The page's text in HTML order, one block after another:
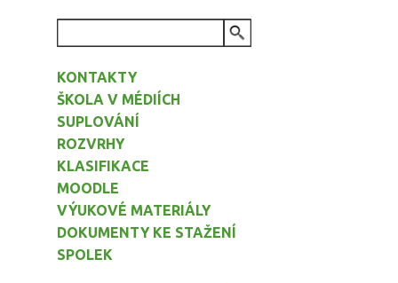
KONTAKTY
ŠKOLA V MÉDIÍCH
SUPLOVÁNÍ
ROZVRHY
KLASIFIKACE
MOODLE
VÝUKOVÉ MATERIÁLY
DOKUMENTY KE STAŽENÍ
SPOLEK